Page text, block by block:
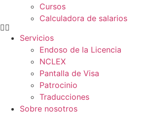
Cursos
Calculadora de salarios
Servicios
Endoso de la Licencia
NCLEX
Pantalla de Visa
Patrocinio
Traducciones
Sobre nosotros